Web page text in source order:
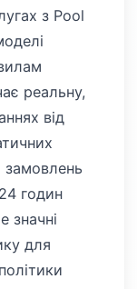
з Pool
реальну,
від
замовлень
годин
значні
для